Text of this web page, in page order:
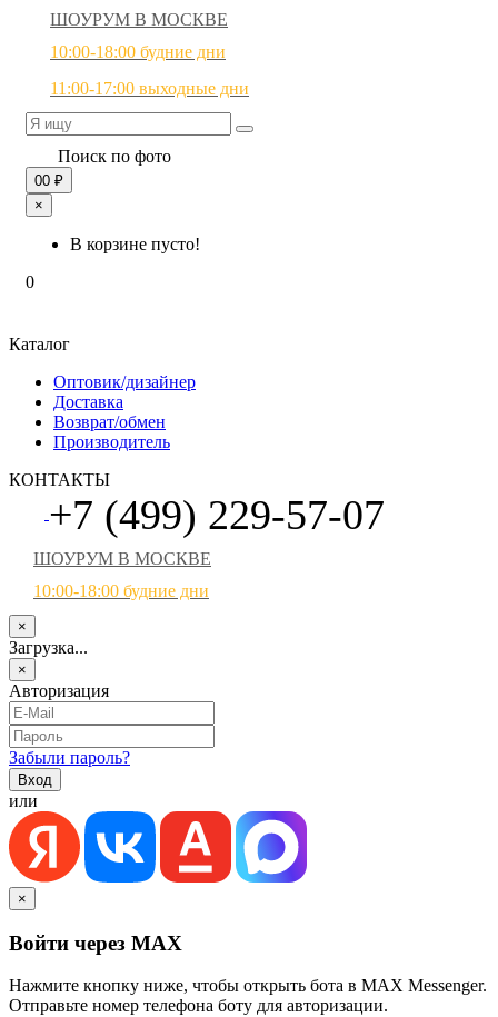
ШОУРУМ В МОСКВЕ
10:00-18:00 будние дни
11:00-17:00 выходные дни
Поиск по фото
00 ₽
×
В корзине пусто!
0
Каталог
Оптовик/дизайнер
Доставка
Возврат/обмен
Производитель
КОНТАКТЫ
+7 (499) 229-57-07
ШОУРУМ В МОСКВЕ
10:00-18:00 будние дни
×
Загрузка...
×
Авторизация
Забыли пароль?
или
×
Войти через MAX
Нажмите кнопку ниже, чтобы открыть бота в MAX Messenger.
Отправьте номер телефона боту для авторизации.